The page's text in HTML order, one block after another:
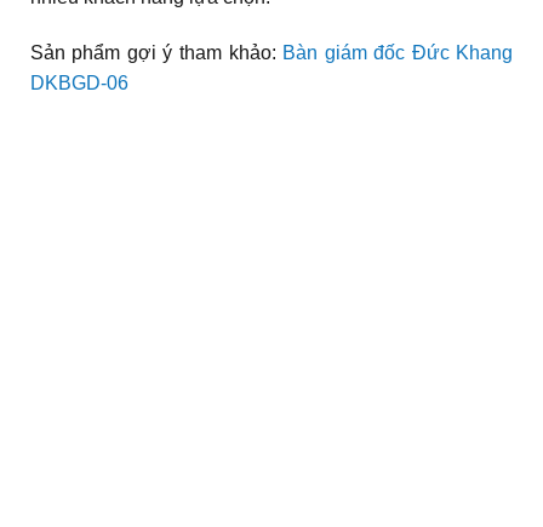
Sản phẩm gợi ý tham khảo: Bàn giám đốc Đức Khang
DKBGD-06